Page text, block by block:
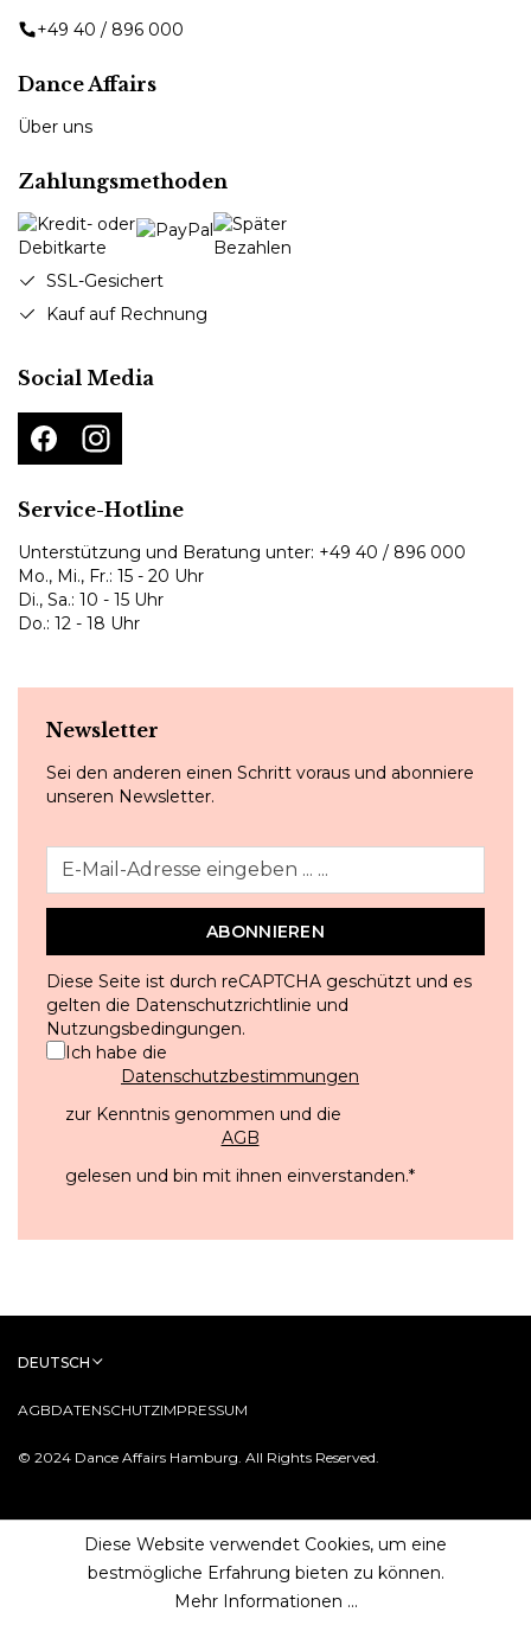
+49 40 / 896 000
Dance Affairs
Über uns
Zahlungsmethoden
SSL-Gesichert
Kauf auf Rechnung
Social Media
Service-Hotline
Unterstützung und Beratung unter: +49 40 / 896 000
Mo., Mi., Fr.: 15 - 20 Uhr
Di., Sa.: 10 - 15 Uhr
Do.: 12 - 18 Uhr
Newsletter
Sei den anderen einen Schritt voraus und abonniere
unseren Newsletter.
ABONNIEREN
Diese Seite ist durch reCAPTCHA geschützt und es
gelten die Datenschutzrichtlinie und
Nutzungsbedingungen.
Ich habe die
Datenschutzbestimmungen
zur Kenntnis genommen und die
AGB
gelesen und bin mit ihnen einverstanden.*
© 2024 Dance Affairs Hamburg. All Rights Reserved.
AGBDATENSCHUTZIMPRESSUM
DEUTSCH
Diese Website verwendet Cookies, um eine
bestmögliche Erfahrung bieten zu können.
Mehr Informationen ...